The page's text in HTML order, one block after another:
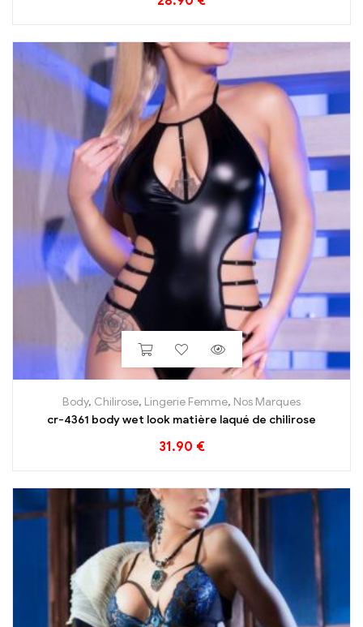
Body, Chilirose, Lingerie Femme, Nos Marques
cr-4361 body wet look matière laqué de chilirose
31.90 €